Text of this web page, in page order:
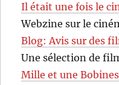
Il était une fois le
Webzine sur le
Blog: Avis sur des
Une sélection de
Mille et une Bobines